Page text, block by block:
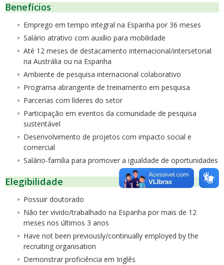
Benefícios
Emprego em tempo integral na Espanha por 36 meses
Salário atrativo com auxílio para mobilidade
Até 12 meses de destacamento internacional/intersetorial
na Austrália ou na Espanha
Ambiente de pesquisa internacional colaborativo
Programa abrangente de treinamento em pesquisa
Parcerias com líderes do setor
Participação em eventos da comunidade de pesquisa
sustentável
Desenvolvimento de projetos com impacto social e
comercial
Salário-família para promover a igualdade de oportunidades
Elegibilidade
Possuir doutorado
Não ter vivido/trabalhado na Espanha por mais de 12
meses nos últimos 3 anos
Have not been previously/continually employed by the
recruiting organisation
Demonstrar proficiência em Inglês